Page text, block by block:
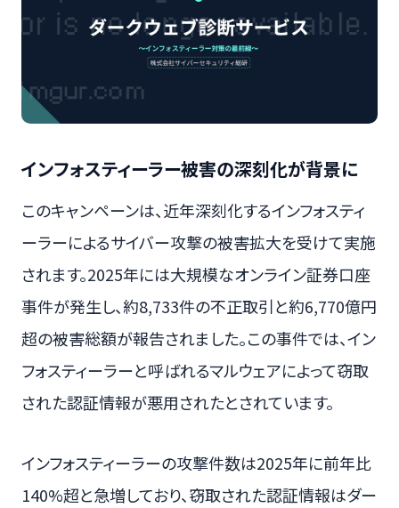
インフォスティーラー被害の深刻化が背景に
このキャンペーンは、近年深刻化するインフォスティ
ーラーによるサイバー攻撃の被害拡大を受けて実施
されます。2025年には大規模なオンライン証券口座
事件が発生し、約8,733件の不正取引と約6,770億円
超の被害総額が報告されました。この事件では、イン
フォスティーラーと呼ばれるマルウェアによって窃取
された認証情報が悪用されたとされています。
インフォスティーラーの攻撃件数は2025年に前年比
140%超と急増しており、窃取された認証情報はダー